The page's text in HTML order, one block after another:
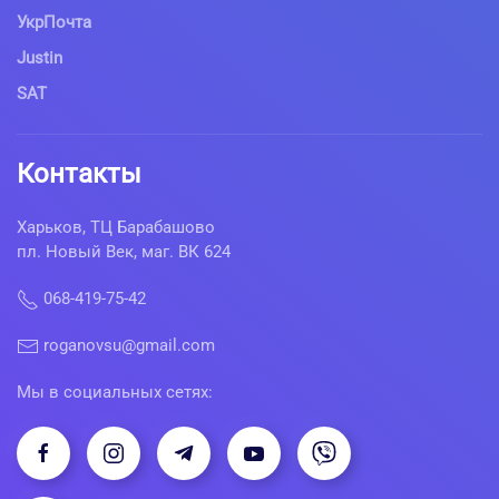
УкрПочта
Justin
SAT
Контакты
Харьков, ТЦ Барабашово
пл. Новый Век, маг. ВК 624
068-419-75-42
roganovsu@gmail.com
Мы в социальных сетях: